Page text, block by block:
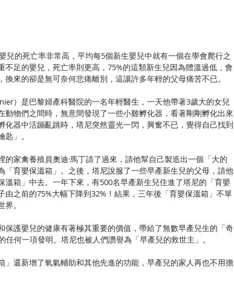
兒的死亡率非常高，平均每5個新生嬰兒中就有一個在學會爬行之
不足的嬰兒，死亡率則更高，75%的這類新生兒因為體溫過低，會
來的卻是無可奈何悲痛離別，這讓許多年輕的父母痛苦不已。
）是巴黎婦產科醫院的一名年輕醫生，一天他帶著3歲大的女兒
動物們之間時，無意間發現了一些小雞孵化器，看著剛剛孵化出來
化器中活蹦亂跳時，塔尼突然靈光一閃，興奮不已，覺得自己找到
」。
的家禽養殖員奧迪·馬丁請了過來，請他幫自己製造出一個「大的
「育嬰保溫箱」。之後，塔尼說服了一些早產新生兒的父母，請他
溫箱」中去。一年下來，有500名早產新生兒住進了塔尼的「育嬰
由之前的75%大幅下降到32%！結果，三年後「育嬰保溫箱」不單
。
保護嬰兒的健康有著極其重要的價值，帶給了無數早產兒生的「奇
任何一項發明。塔尼也被人們讚譽為「早產兒的救世主」。
」還新增了氧氣輔助和其他先進的功能，早產兒的家人再也不用擔